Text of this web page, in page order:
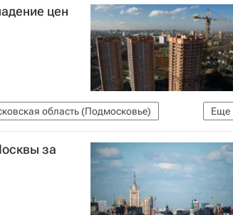
цен
Еще
область (Подмосковье)
за